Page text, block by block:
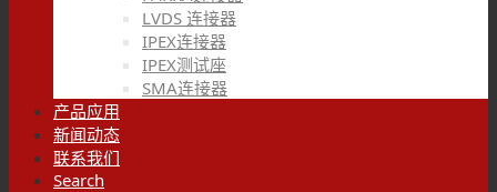
LVDS 连接器
IPEX连接器
IPEX测试座
SMA连接器
产品应用
新闻动态
联系我们
Search